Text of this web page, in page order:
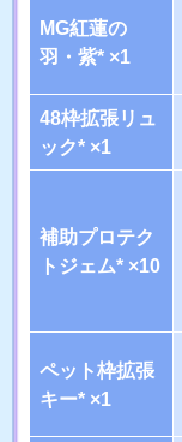
MG紅蓮の
羽・紫* ×1
48枠拡張リュ
ック* ×1
補助プロテク
トジェム* ×10
ペット枠拡張
キー* ×1